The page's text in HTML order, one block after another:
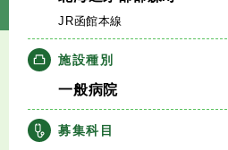
サービスの流れ
キャリアアドバイザー紹介
医師の求人・転職Q&A
JR函館本線
施設種別
一般病院
募集科目